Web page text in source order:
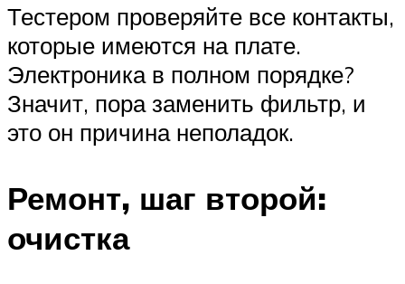
Тестером проверяйте все контакты,
которые имеются на плате.
Электроника в полном порядке?
Значит, пора заменить фильтр, и
это он причина неполадок.
Ремонт, шаг второй:
очистка